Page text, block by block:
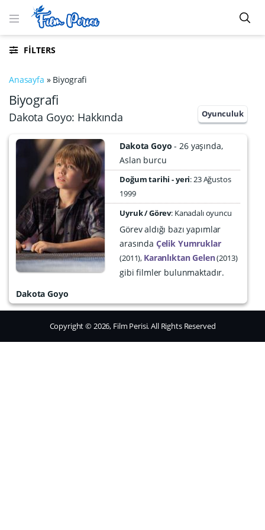
FILTERS
Anasayfa » Biyografi
Biyografi
Dakota Goyo: Hakkında Oyunculuk
Dakota Goyo 26 yaşında
Aslan burcu
Doğum tarihi - yeri 23 Ağustos
1999
Uyruk / Görev: Kanadalı oyuncu
Görev aldığı bazı yapımlar
arasında Çelik Yumruklar
2011 Karanlıktan Gelen 2013
gibi filmler bulunmaktadır.
Dakota Goyo
Copyright © 2026, Film Perisi. All Rights Reserved